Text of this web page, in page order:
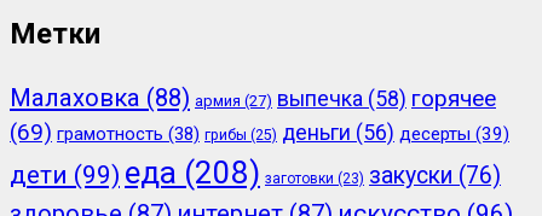
Метки
Малаховка (88) армия (27) выпечка (58) горячее
(69) грамотность (38) грибы (25) деньги (56) десерты (39)
дети (99) еда (208) заготовки (23) закуски (76)